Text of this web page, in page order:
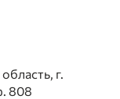
г.
808